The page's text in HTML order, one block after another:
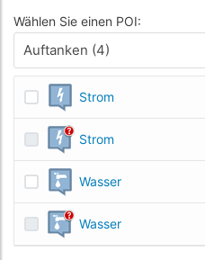
Wählen Sie einen POI:
Auftanken (4)
Strom
Strom
Wasser
Wasser